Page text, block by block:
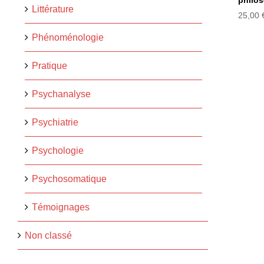
Littérature
Phénoménologie
Pratique
Psychanalyse
Psychiatrie
Psychologie
Psychosomatique
Témoignages
Non classé
25,00